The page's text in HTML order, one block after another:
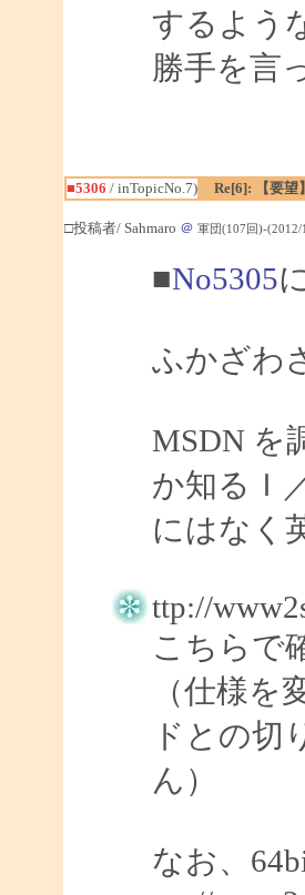
するよう
勝手を言
■5306 / inTopicNo.7) Re[6]: 【要望
□投稿者/ Sahmaro ＠ 軍団(107回)-(2012/
■No5305
ふかざわ
MSDN を
か知るＩ
にはなく
ttp://
こちらで
（仕様
ドとの切
ん）
なお、